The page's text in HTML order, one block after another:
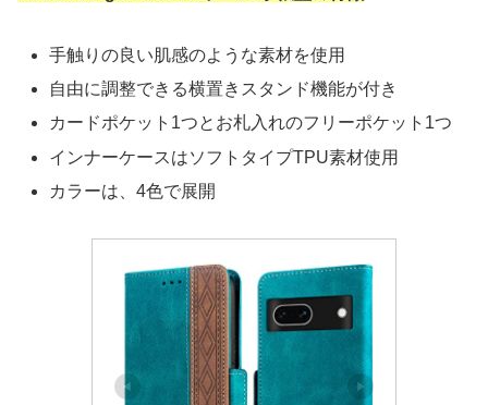
手触りの良い肌感のような素材を使用
自由に調整できる横置きスタンド機能が付き
カードポケット1つとお札入れのフリーポケット1つ
インナーケースはソフトタイプTPU素材使用
カラーは、4色で展開